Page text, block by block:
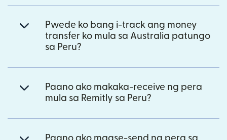
Pwede ko bang i-track ang money
transfer ko mula sa Australia patungo
sa Peru?
Paano ako makaka-receive ng pera
mula sa Remitly sa Peru?
Paano ako magse-send ng pera sa